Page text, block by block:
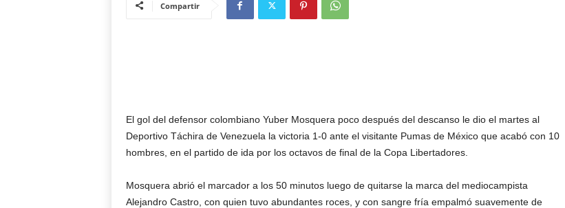
Compartir
El gol del defensor colombiano Yuber Mosquera poco después del descanso le dio el martes al
Deportivo Táchira de Venezuela la victoria 1-0 ante el visitante Pumas de México que acabó con 10
hombres, en el partido de ida por los octavos de final de la Copa Libertadores.
Mosquera abrió el marcador a los 50 minutos luego de quitarse la marca del mediocampista
Alejandro Castro, con quien tuvo abundantes roces, y con sangre fría empalmó suavemente de